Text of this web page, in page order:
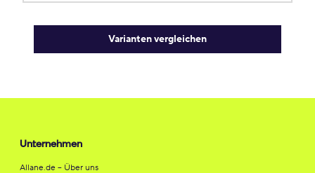
Varianten vergleichen
Unternehmen
Allane.de – Über uns